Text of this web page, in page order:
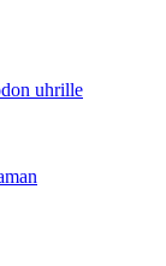
uhrille